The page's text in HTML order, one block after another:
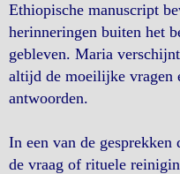
Ethiopische manuscript
herinneringen buiten het
gebleven. Maria
altijd de moeilijke vragen
antwoorden.
In een van de gesprekken
de vraag of rituele